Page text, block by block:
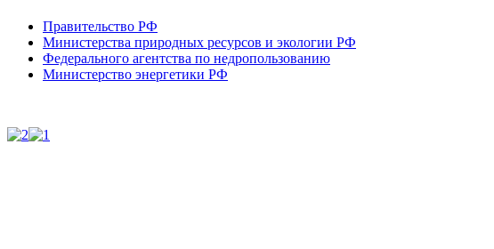
Правительство РФ
Министерства природных ресурсов и экологии РФ
Федерального агентства по недропользованию
Министерство энергетики РФ